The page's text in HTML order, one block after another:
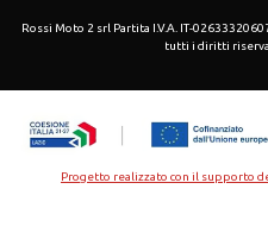
Rossi Moto 2 srl Partita I.V.A. IT-
tutti i diritti
Progetto realizzato con il supporto